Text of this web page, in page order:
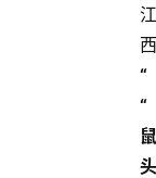
江
西
“
“
鼠
头